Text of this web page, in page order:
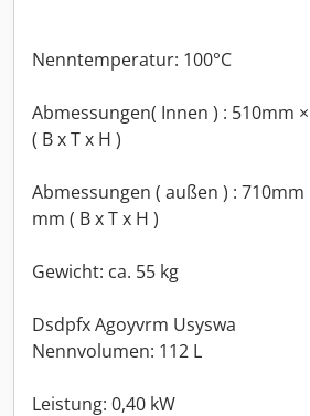
Nenntemperatur: 100°C
Abmessungen( Innen ) : 510mm
( B x T x H )
Abmessungen ( außen ) : 710mm
mm ( B x T x H )
Gewicht: ca. 55 kg
Dsdpfx Agoyvrm Usyswa
Nennvolumen: 112 L
Leistung: 0,40 kW